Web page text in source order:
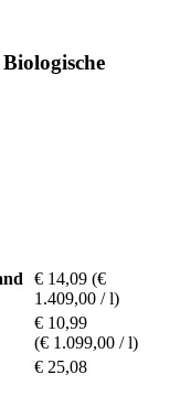
€ 14,09 (€
1.409,00 / l)
€ 10,99
(€ 1.099,00 / l)
€ 25,08